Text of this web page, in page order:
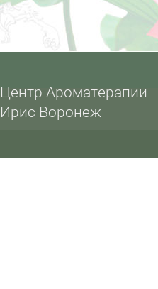
Центр Ароматерапии
Ирис Воронеж